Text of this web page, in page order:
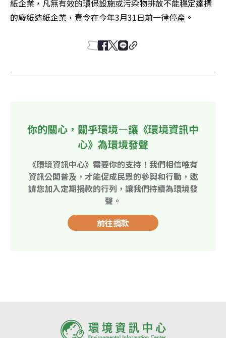
紙企業，凡無有效的環保設施或污染物排放不能穩定達標
的廢紙造紙企業，責令在今年3月31日前一律停產。
你的關心，關乎環境—讓《環境資訊中
心》為環境發聲
《環境資訊中心》需要你的支持！我們相信唯有
資訊公開普及，才能促成民眾的參與和行動，邀
請您加入定期捐款的行列，讓我們持續為環境發
聲。
前往捐款